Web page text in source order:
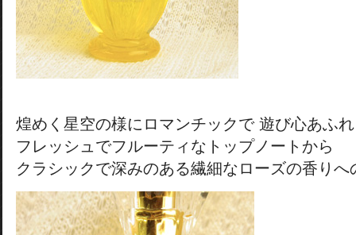
煌めく星空の様にロマンチックで 遊び心あふ
フレッシュでフルーティなトップノートから
クラシックで深みのある繊細なローズの香り